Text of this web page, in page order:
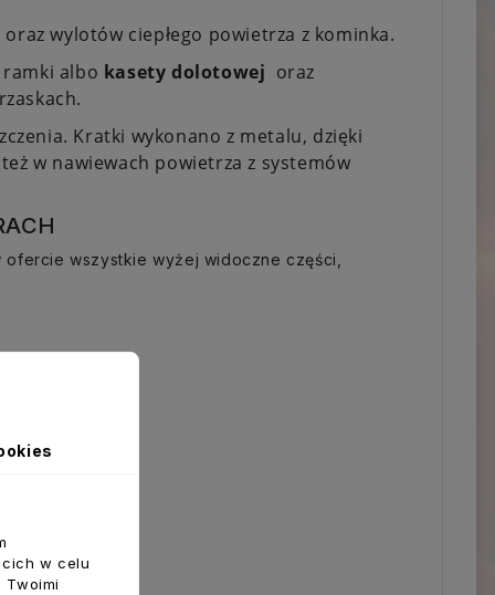
wylotów ciepłego powietrza z kominka.
ramki albo kasety dolotowej oraz
Kratki wykonano z metalu, dzięki
w nawiewach powietrza z systemów
wszystkie wyżej widoczne części,
w celu